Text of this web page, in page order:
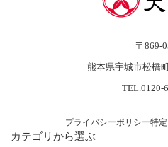
〒869-
熊本県宇城市松橋
TEL.0120-
プライバシーポリシー特
カテゴリから選ぶ